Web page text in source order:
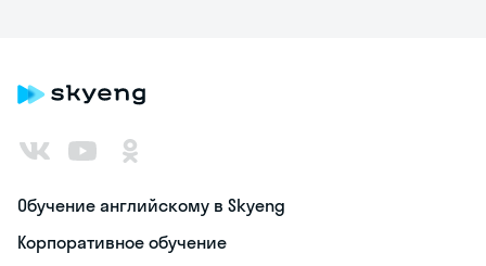
Обучение английскому в Skyeng
Корпоративное обучение